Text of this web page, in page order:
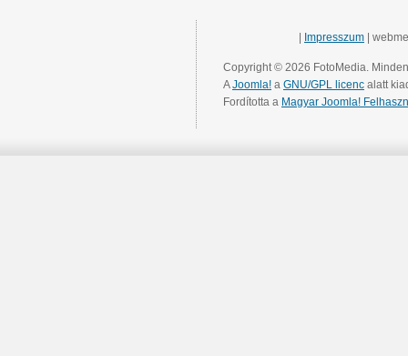
Impresszum |
Copyright © 2026 FotoMedia.
AJoomla! a GNU/GPL licenc alatt
Fordította a Magyar Joomla!